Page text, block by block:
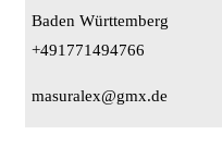
Baden Württemberg
+491771494766
masuralex@gmx.de